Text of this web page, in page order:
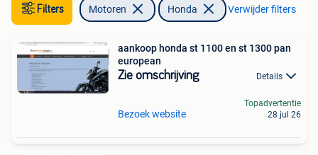
Filters Motoren Honda Verwijder filters
aankoop honda st 1100 en st 1300 pan
european
Zie omschrijving Details
Bezoek website
Topadvertentie
28 jul 26